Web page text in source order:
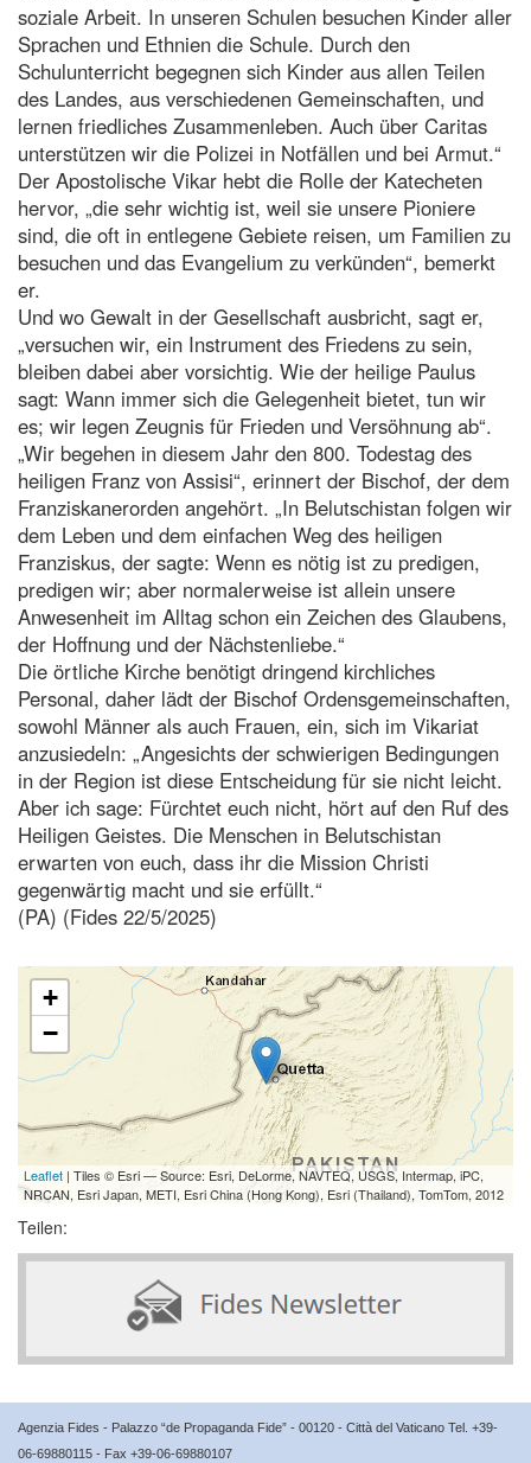
soziale Arbeit. In unseren Schulen besuchen Kinder aller
Sprachen und Ethnien die Schule. Durch den
Schulunterricht begegnen sich Kinder aus allen Teilen
des Landes, aus verschiedenen Gemeinschaften, und
lernen friedliches Zusammenleben. Auch über Caritas
unterstützen wir die Polizei in Notfällen und bei Armut.“
Der Apostolische Vikar hebt die Rolle der Katecheten
hervor, „die sehr wichtig ist, weil sie unsere Pioniere
sind, die oft in entlegene Gebiete reisen, um Familien zu
besuchen und das Evangelium zu verkünden“, bemerkt
er.
Und wo Gewalt in der Gesellschaft ausbricht, sagt er,
„versuchen wir, ein Instrument des Friedens zu sein,
bleiben dabei aber vorsichtig. Wie der heilige Paulus
sagt: Wann immer sich die Gelegenheit bietet, tun wir
es; wir legen Zeugnis für Frieden und Versöhnung ab“.
„Wir begehen in diesem Jahr den 800. Todestag des
heiligen Franz von Assisi“, erinnert der Bischof, der dem
Franziskanerorden angehört. „In Belutschistan folgen wir
dem Leben und dem einfachen Weg des heiligen
Franziskus, der sagte: Wenn es nötig ist zu predigen,
predigen wir; aber normalerweise ist allein unsere
Anwesenheit im Alltag schon ein Zeichen des Glaubens,
der Hoffnung und der Nächstenliebe.“
Die örtliche Kirche benötigt dringend kirchliches
Personal, daher lädt der Bischof Ordensgemeinschaften,
sowohl Männer als auch Frauen, ein, sich im Vikariat
anzusiedeln: „Angesichts der schwierigen Bedingungen
in der Region ist diese Entscheidung für sie nicht leicht.
Aber ich sage: Fürchtet euch nicht, hört auf den Ruf des
Heiligen Geistes. Die Menschen in Belutschistan
erwarten von euch, dass ihr die Mission Christi
gegenwärtig macht und sie erfüllt.“
(PA) (Fides 22/5/2025)
+
−
Leaflet | Tiles © Esri — Source: Esri, DeLorme, NAVTEQ, USGS, Intermap, iPC,
NRCAN, Esri Japan, METI, Esri China (Hong Kong), Esri (Thailand), TomTom, 2012
Teilen:
Agenzia Fides - Palazzo “de Propaganda Fide” - 00120 - Città del Vaticano Tel. +39-
06-69880115 - Fax +39-06-69880107